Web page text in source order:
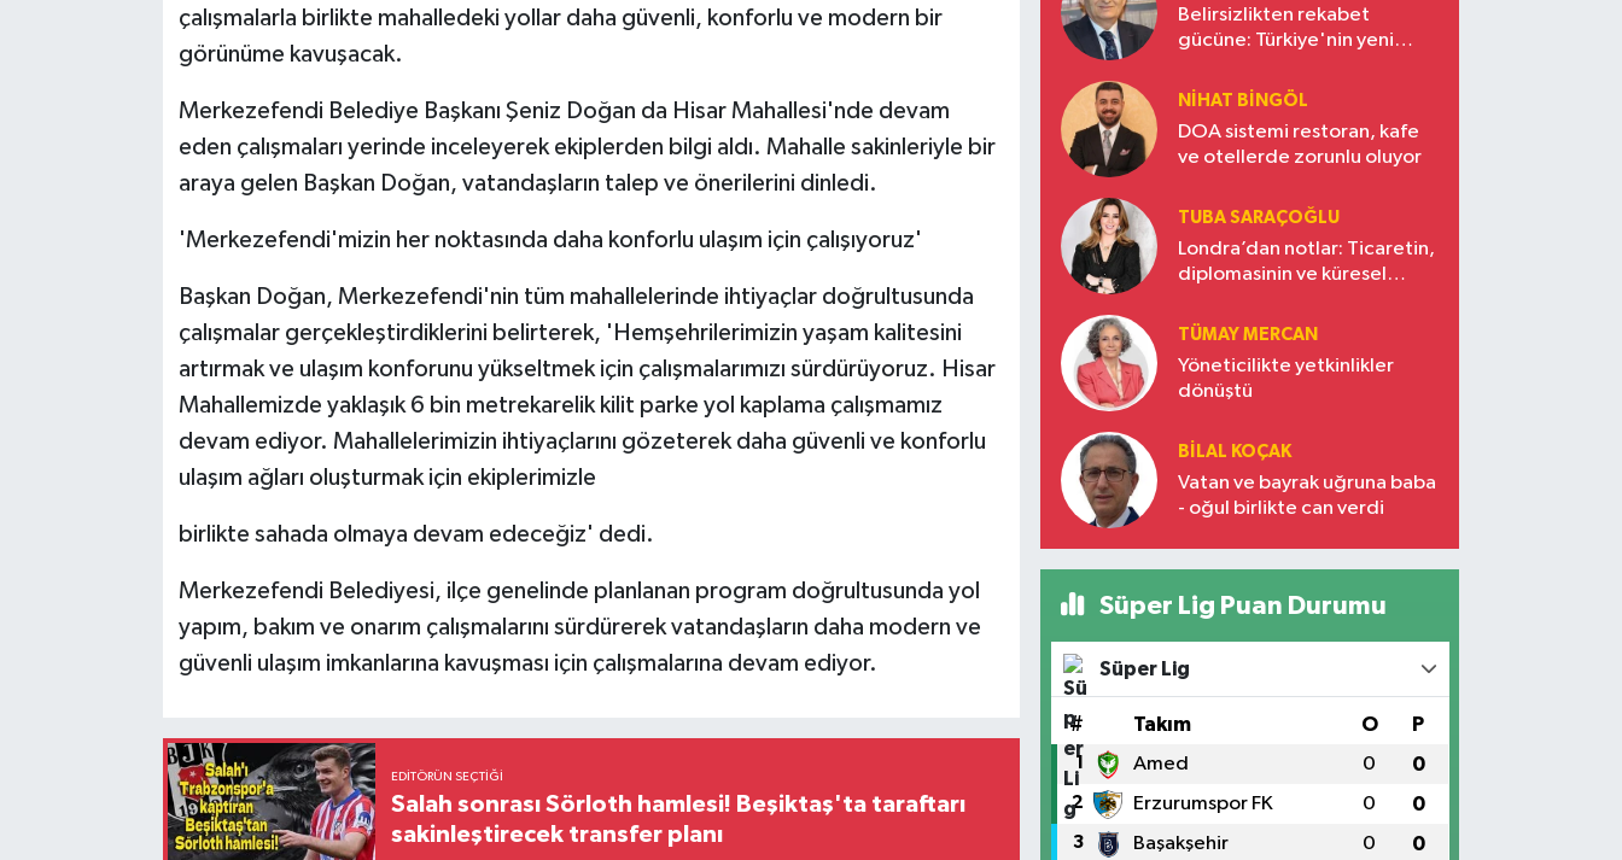
çalışmalarla birlikte mahalledeki yollar daha güvenli, konforlu ve modern bir
görünüme kavuşacak.
Merkezefendi Belediye Başkanı Şeniz Doğan da Hisar Mahallesi'nde devam
eden çalışmaları yerinde inceleyerek ekiplerden bilgi aldı. Mahalle sakinleriyle bir
araya gelen Başkan Doğan, vatandaşların talep ve önerilerini dinledi.
'Merkezefendi'mizin her noktasında daha konforlu ulaşım için çalışıyoruz'
Başkan Doğan, Merkezefendi'nin tüm mahallelerinde ihtiyaçlar doğrultusunda
çalışmalar gerçekleştirdiklerini belirterek, 'Hemşehrilerimizin yaşam kalitesini
artırmak ve ulaşım konforunu yükseltmek için çalışmalarımızı sürdürüyoruz. Hisar
Mahallemizde yaklaşık 6 bin metrekarelik kilit parke yol kaplama çalışmamız
devam ediyor. Mahallelerimizin ihtiyaçlarını gözeterek daha güvenli ve konforlu
ulaşım ağları oluşturmak için ekiplerimizle
birlikte sahada olmaya devam edeceğiz' dedi.
Merkezefendi Belediyesi, ilçe genelinde planlanan program doğrultusunda yol
yapım, bakım ve onarım çalışmalarını sürdürerek vatandaşların daha modern ve
güvenli ulaşım imkanlarına kavuşması için çalışmalarına devam ediyor.
EDITÖRÜN SEÇTIĞI
Salah sonrası Sörloth hamlesi! Beşiktaş'ta taraftarı
sakinleştirecek transfer planı
Belirsizlikten rekabet
gücüne: Türkiye'nin yeni
NIHAT BINGÖL
DOA sistemi restoran, kafe
ve otellerde zorunlu oluyor
TUBA SARAÇOĞLU
Londra’dan notlar: Ticaretin,
diplomasinin ve küresel
Türkiye’nin yükselen gücü
TÜMAY MERCAN
Yöneticilikte yetkinlikler
dönüştü
BILAL KOÇAK
Vatan ve bayrak uğruna baba
- oğul birlikte can verdi
Süper Lig Puan Durumu
Süper Lig
# Takım O P
1 Amed 0 0
2 Erzurumspor FK 0 0
3 Başakşehir 0 0